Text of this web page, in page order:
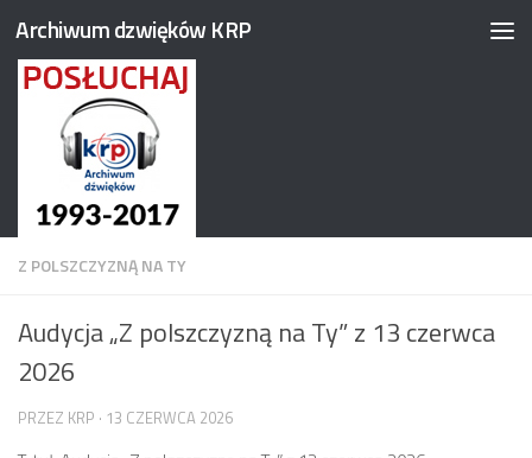
Przejdź do treści
Archiwum dzwięków KRP
Z POLSZCZYZNĄ NA TY
Audycja „Z polszczyzną na Ty” z 13 czerwca
2026
PRZEZ KRP · 13 CZERWCA 2026